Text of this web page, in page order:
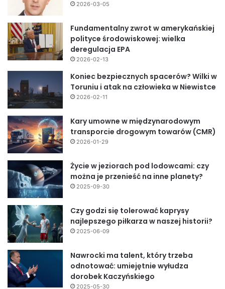
2026-03-05
Fundamentalny zwrot w amerykańskiej
polityce środowiskowej: wielka
deregulacja EPA
2026-02-13
Koniec bezpiecznych spacerów? Wilki w
Toruniu i atak na człowieka w Niewistce
2026-02-11
Kary umowne w międzynarodowym
transporcie drogowym towarów (CMR)
2026-01-29
Życie w jeziorach pod lodowcami: czy
można je przenieść na inne planety?
2025-09-30
Czy godzi się tolerować kaprysy
najlepszego piłkarza w naszej historii?
2025-06-09
Nawrocki ma talent, który trzeba
odnotować: umiejętnie wyłudza
dorobek Kaczyńskiego
2025-05-30